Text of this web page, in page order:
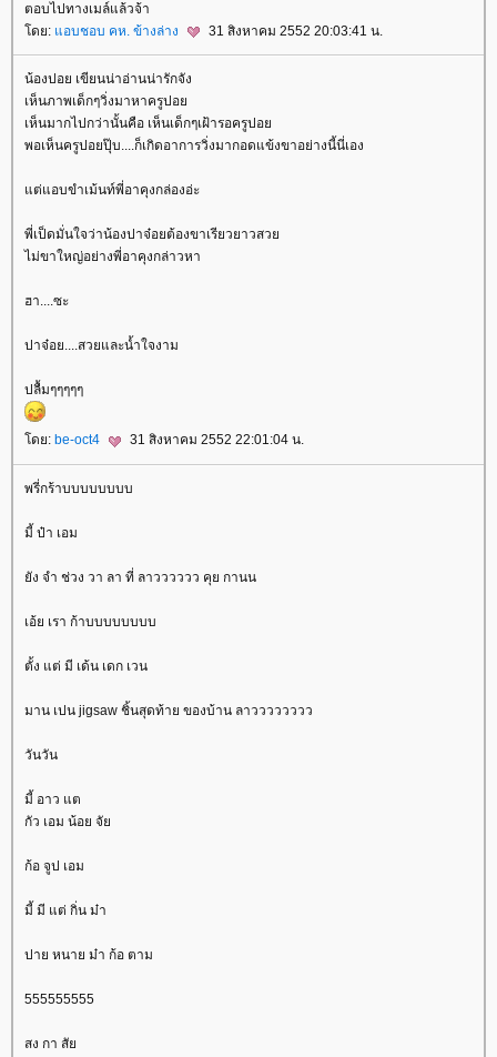
ตอบไปทางเมล์แล้วจ้า
ดย: อบชอบ คห. ข้างล่าง 31 สิงหาคม 2552 20:03:41 น.
น้องปอย เขียนน่าอ่านน่ารักจัง
เห็นภาพเด็กๆวิ่งมาหาครูปอ
เห็นมากไปกว่านั้นคือ เห็นเด็กๆเฝ้ารอครูปอ
พอเห็นครูปอยปุ๊บ....ก็เกิดอาการวิ่งมากอดแข้งขาอย่างนี้นี่เอง
ต่แอบขำเม้นท์พี่อาคุงกล่องอ่ะ
พี่เป็ดมั่นใจว่าน้องปาจ๋อยต้องขาเรียวยาวสว
ไม่ขาใหญ่อย่างพี่อาคุงกล่าวหา
ฮา....ซะ
ปาจ๋อย....สวยและน้ำใจงาม
ปลื้มๆๆๆๆๆ
ดย: be-oct4 31 สิงหาคม 2552 22:01:04 น.
พรี่กร้าบบบบบบบบ
มี้ ป๋า เอม
ัง จำ ช่วง วา ลา ที่ ลาวววววว คุย กานน
เอ้ย เรา ก้าบบบบบบบบ
ตั้ง แต่ มี เด้น เดก เวน
มาน เปน jigsaw ชิ้นสุดท้าย ของบ้าน ลาวววววววว
วันวัน
มี้ อาว แต
กัว เอม น้อย จั
ก้อ จูป เอม
มี้ มี แต่ กิ่น ม๋า
ปาย หนาย ม๋า ก้อ ตาม
555555555
สง กา สั